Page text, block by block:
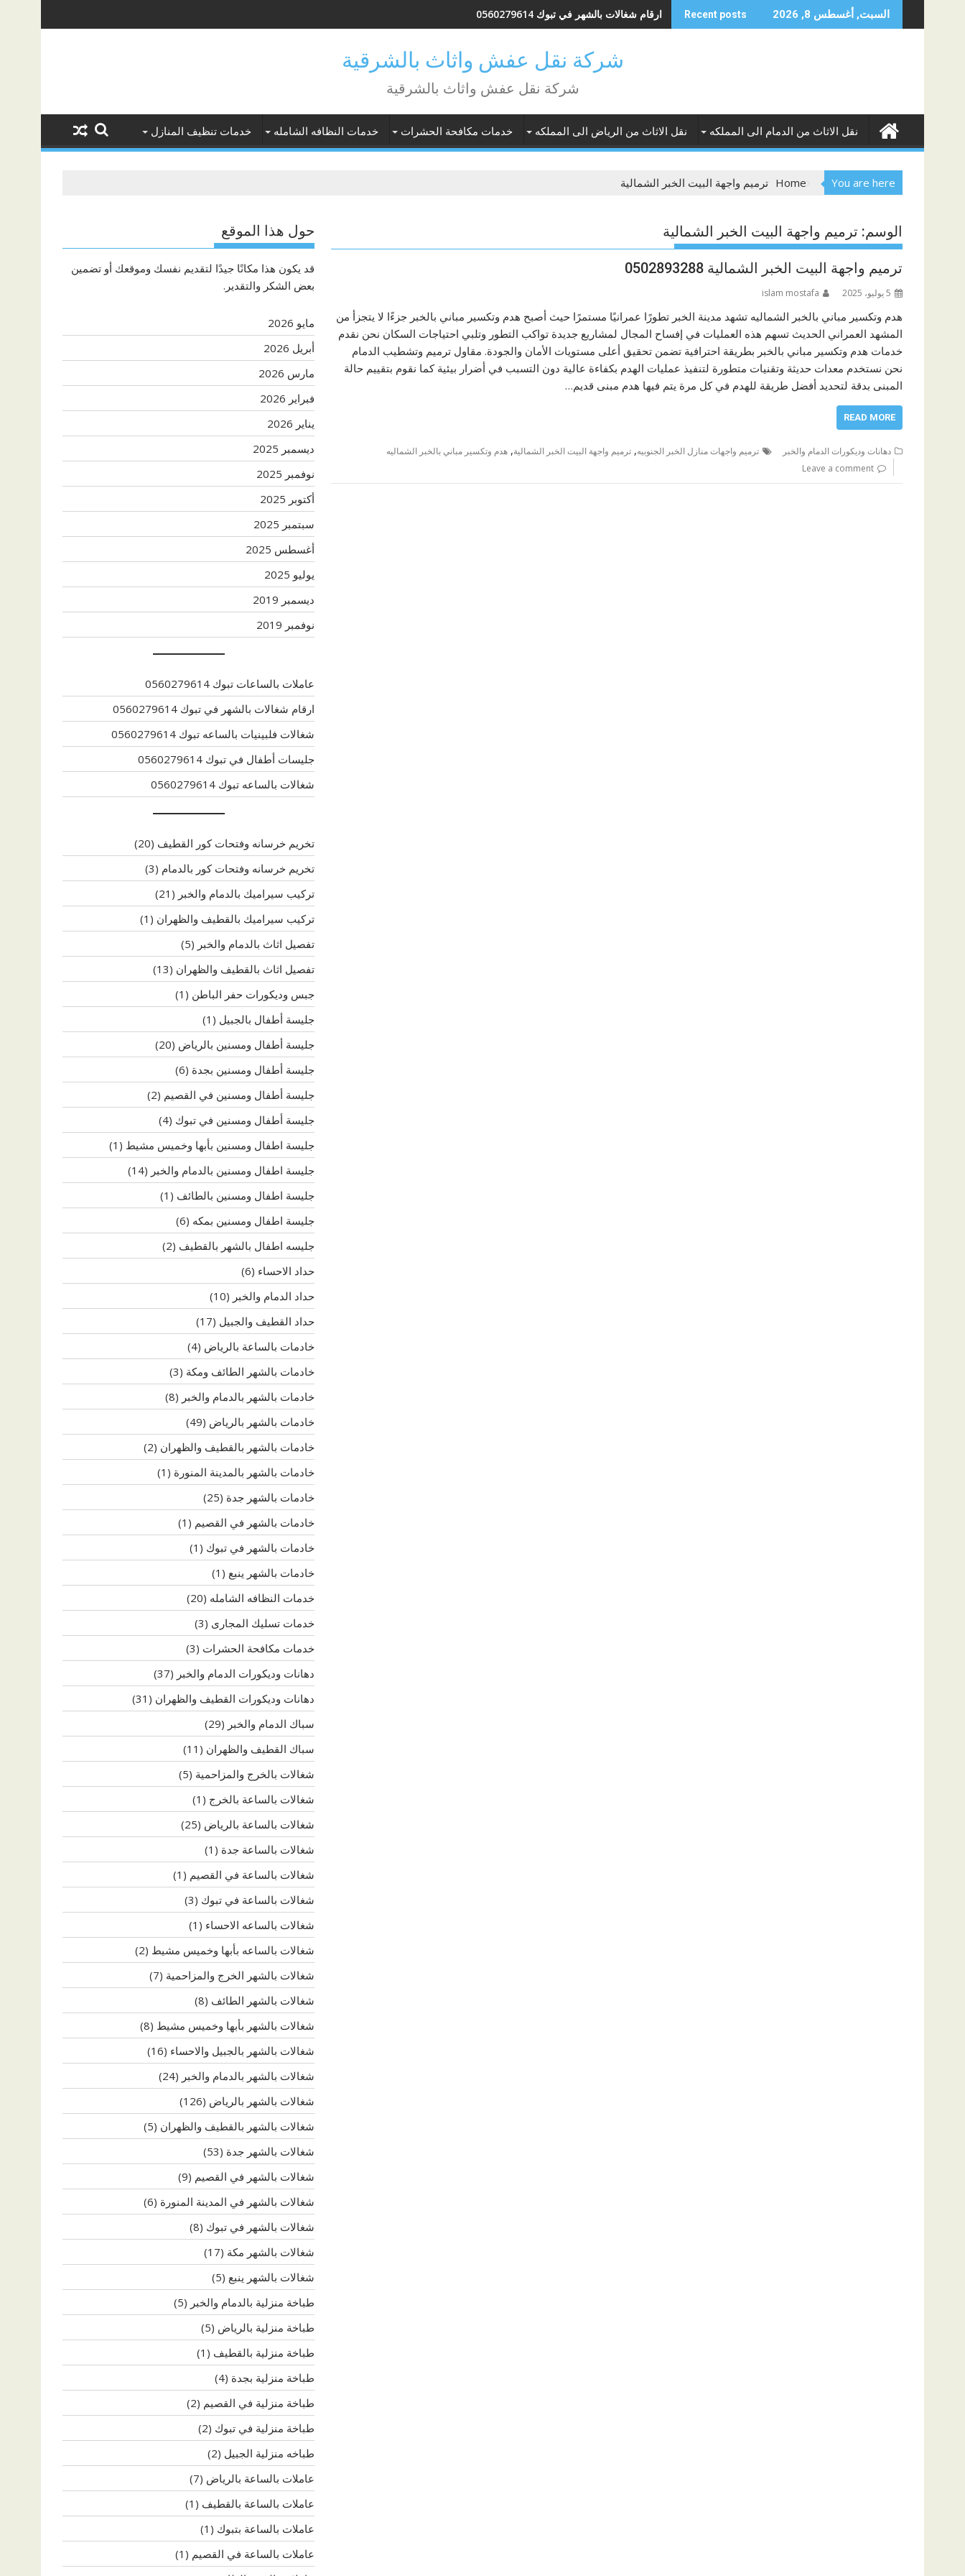
to
السبت, أغسطس 8, 2026 Recent posts ارقام شغالات بالشهر في تبوك 0560279614
شركة نقل عفش واثاث بالشرقية
شركة نقل عفش واثاث بالشرقية
نقل الاثاث من الدمام الى المملكه نقل الاثاث من الرياض الى المملكه خدمات مكافحة الحشرات خدمات النظافه الشامله خدمات تنظيف المنازل
You are here
Home ترميم واجهة البيت الخبر الشمالية
الوسم: ترميم واجهة البيت الخبر الشمالية
ترميم واجهة البيت الخبر الشمالية 0502893288
5 يوليو، 2025 islam mostafa
هدم وتكسير مباني بالخبر الشماليه تشهد مدينة الخبر تطورًا عمرانيًا مستمرًا حيث أصبح هدم وتكسير مباني بالخبر جزءًا لا يتجزأ من
المشهد العمراني الحديث تسهم هذه العمليات في إفساح المجال لمشاريع جديدة تواكب التطور وتلبي احتياجات السكان نحن نقدم
خدمات هدم وتكسير مباني بالخبر بطريقة احترافية تضمن تحقيق أعلى مستويات الأمان والجودة. مقاول ترميم وتشطيب الدمام
نحن نستخدم معدات حديثة وتقنيات متطورة لتنفيذ عمليات الهدم بكفاءة عالية دون التسبب في أضرار بيئية كما نقوم بتقييم حالة
المبنى بدقة لتحديد أفضل طريقة للهدم في كل مرة يتم فيها هدم مبنى قديم…
READ MORE
دهانات وديكورات الدمام والخبر ترميم واجهات منازل الخبر الجنوبيه, ترميم واجهة البيت الخبر الشمالية, هدم وتكسير مباني بالخبر الشماليه
Leave a comment
حول هذا الموقع
قد يكون هذا مكانًا جيدًا لتقديم نفسك وموقعك أو تضمين
بعض الشكر والتقدير.
مايو 2026
أبريل 2026
مارس 2026
فبراير 2026
يناير 2026
ديسمبر 2025
نوفمبر 2025
أكتوبر 2025
سبتمبر 2025
أغسطس 2025
يوليو 2025
ديسمبر 2019
نوفمبر 2019
عاملات بالساعات تبوك 0560279614
ارقام شغالات بالشهر في تبوك 0560279614
شغالات فلبينيات بالساعه تبوك 0560279614
جليسات أطفال في تبوك 0560279614
شغالات بالساعه تبوك 0560279614
تخريم خرسانه وفتحات كور القطيف (20)
تخريم خرسانه وفتحات كور بالدمام (3)
تركيب سيراميك بالدمام والخبر (21)
تركيب سيراميك بالقطيف والظهران (1)
تفصيل اثاث بالدمام والخبر (5)
تفصيل اثاث بالقطيف والظهران (13)
جبس وديكورات حفر الباطن (1)
جليسة أطفال بالجبيل (1)
جليسة أطفال ومسنين بالرياض (20)
جليسة أطفال ومسنين بجدة (6)
جليسة أطفال ومسنين في القصيم (2)
جليسة أطفال ومسنين في تبوك (4)
جليسة اطفال ومسنين بأبها وخميس مشيط (1)
جليسة اطفال ومسنين بالدمام والخبر (14)
جليسة اطفال ومسنين بالطائف (1)
جليسة اطفال ومسنين بمكه (6)
جليسه اطفال بالشهر بالقطيف (2)
حداد الاحساء (6)
حداد الدمام والخبر (10)
حداد القطيف والجبيل (17)
خادمات بالساعة بالرياض (4)
خادمات بالشهر الطائف ومكة (3)
خادمات بالشهر بالدمام والخبر (8)
خادمات بالشهر بالرياض (49)
خادمات بالشهر بالقطيف والظهران (2)
خادمات بالشهر بالمدينة المنورة (1)
خادمات بالشهر جدة (25)
خادمات بالشهر في القصيم (1)
خادمات بالشهر في تبوك (1)
خادمات بالشهر ينبع (1)
خدمات النظافه الشامله (20)
خدمات تسليك المجارى (3)
خدمات مكافحة الحشرات (3)
دهانات وديكورات الدمام والخبر (37)
دهانات وديكورات القطيف والظهران (31)
سباك الدمام والخبر (29)
سباك القطيف والظهران (11)
شغالات بالخرج والمزاحمية (5)
شغالات بالساعة بالخرج (1)
شغالات بالساعة بالرياض (25)
شغالات بالساعة جدة (1)
شغالات بالساعة في القصيم (1)
شغالات بالساعة في تبوك (3)
شغالات بالساعه الاحساء (1)
شغالات بالساعه بأبها وخميس مشيط (2)
شغالات بالشهر الخرج والمزاحمية (7)
شغالات بالشهر الطائف (8)
شغالات بالشهر بأبها وخميس مشيط (8)
شغالات بالشهر بالجبيل والاحساء (16)
شغالات بالشهر بالدمام والخبر (24)
شغالات بالشهر بالرياض (126)
شغالات بالشهر بالقطيف والظهران (5)
شغالات بالشهر جدة (53)
شغالات بالشهر في القصيم (9)
شغالات بالشهر في المدينة المنورة (6)
شغالات بالشهر في تبوك (8)
شغالات بالشهر مكة (17)
شغالات بالشهر ينبع (5)
طباخة منزلية بالدمام والخبر (5)
طباخة منزلية بالرياض (5)
طباخة منزلية بالقطيف (1)
طباخة منزلية بجدة (4)
طباخة منزلية في القصيم (2)
طباخة منزلية في تبوك (2)
طباخه منزلية الجبيل (2)
عاملات بالساعة بالرياض (7)
عاملات بالساعة بالقطيف (1)
عاملات بالساعة بتبوك (1)
عاملات بالساعة في القصيم (1)